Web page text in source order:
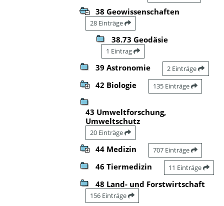
38 Geowissenschaften
28 Einträge
38.73 Geodäsie
1 Eintrag
39 Astronomie 2 Einträge
42 Biologie 135 Einträge
43 Umweltforschung,
Umweltschutz
20 Einträge
44 Medizin 707 Einträge
46 Tiermedizin 11 Einträge
48 Land- und Forstwirtschaft
156 Einträge